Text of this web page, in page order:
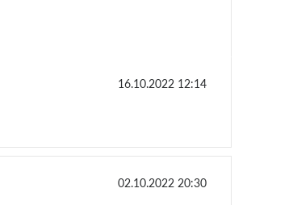
16.10.2022 12:14
02.10.2022 20:30